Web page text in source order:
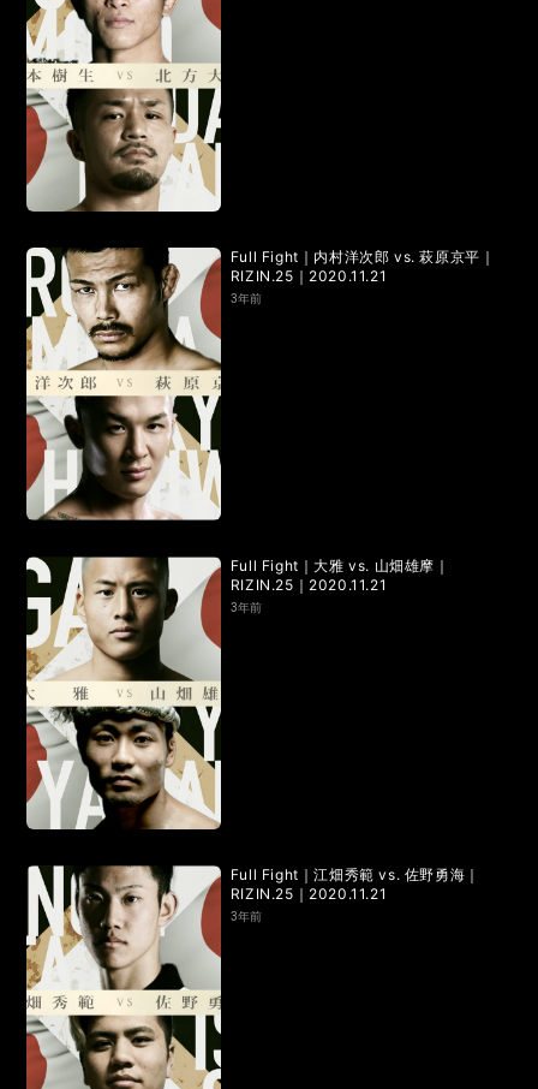
RIZIN.5 RIZIN.4
TRIGGER 3rd TRIGGER 2nd
LANDMARK vol.17
LANDMARK vol.15 LANDMARK vol.14
LANDMARK vol.13 LANDMARK vol.12
LANDMARK vol.11 LANDMARK vol.10
LANDMARK vol.9 LANDMARK vol.8
LANDMARK vol.7 LANDMARK vol.6
LANDMARK vol.5 LANDMARK vol.4
LANDMARK vol.3 LANDMARK vol.2
LANDMARK vol.1
HOME TOPICS
Full Fight｜内村洋次郎 vs. 萩原京平｜
RIZIN.25｜2020.11.21
3年前
Full Fight｜大雅 vs. 山畑雄摩｜
RIZIN.25｜2020.11.21
3年前
Full Fight｜江畑秀範 vs. 佐野勇海｜
RIZIN.25｜2020.11.21
3年前